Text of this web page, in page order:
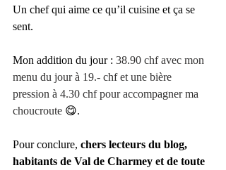
Un chef qui aime ce qu’il cuisine et ça se
sent.
Mon addition du jour : 38.90 chf avec mon
menu du jour à 19.- chf et une bière
pression à 4.30 chf pour accompagner ma
choucroute 😋.
Pour conclure, chers lecteurs du blog,
habitants de Val de Charmey et de toute